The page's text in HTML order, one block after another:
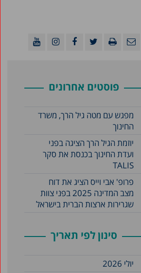
פוסטים אחרונים
מפגש עם מטה גיל הרך, משרד
החינוך
יוזמת הגיל הרך הציגה בפני
ועדת החינוך בכנסת את סקר
TALIS
פרופ' אבי וייס הציג את דוח
מצב המדינה 2025 בפני צוות
שגרירות ארצות הברית בישראל
סינון לפי תאריך
יולי 2026